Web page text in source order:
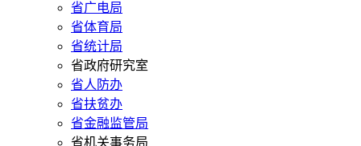
省广电局
省体育局
省统计局
省政府研究室
省人防办
省扶贫办
省金融监管局
省机关事务局